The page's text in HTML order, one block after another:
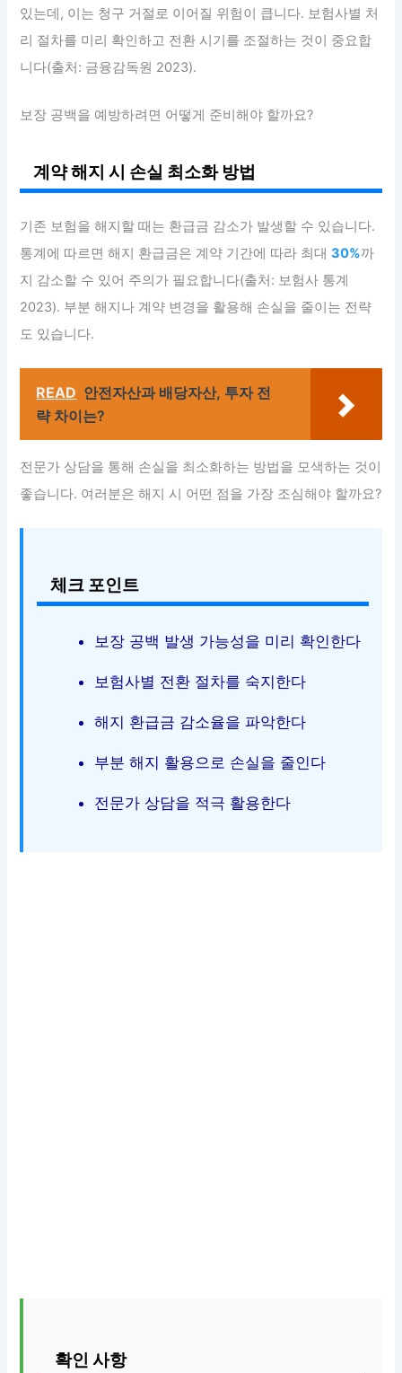
있는데, 이는 청구 거절로 이어질 위험이 큽니다. 보험사별 처
리 절차를 미리 확인하고 전환 시기를 조절하는 것이 중요합
니다(출처: 금융감독원 2023).
보장 공백을 예방하려면 어떻게 준비해야 할까요?
계약 해지 시 손실 최소화 방법
기존 보험을 해지할 때는 환급금 감소가 발생할 수 있습니다.
통계에 따르면 해지 환급금은 계약 기간에 따라 최대30%까
지 감소할 수 있어 주의가 필요합니다(출처: 보험사 통계
2023). 부분 해지나 계약 변경을 활용해 손실을 줄이는 전략
도 있습니다.
READ 안전자산과 배당자산, 투자 전
략 차이는?
전문가 상담을 통해 손실을 최소화하는 방법을 모색하는 것이
좋습니다. 여러분은 해지 시 어떤 점을 가장 조심해야 할까요?
체크 포인트
보장 공백 발생 가능성을 미리 확인한다
보험사별 전환 절차를 숙지한다
해지 환급금 감소율을 파악한다
부분 해지 활용으로 손실을 줄인다
전문가 상담을 적극 활용한다
확인 사항